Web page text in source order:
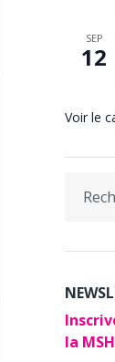
SEP
12
Voir le
for:
la